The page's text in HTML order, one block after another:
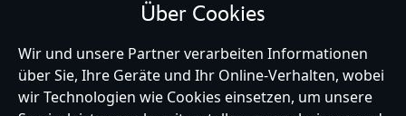
Germany
Über Cookies
Wir und unsere Partner verarbeiten Informationen
über Sie, Ihre Geräte und Ihr Online-Verhalten, wobei
wir Technologien wie Cookies einsetzen, um unsere